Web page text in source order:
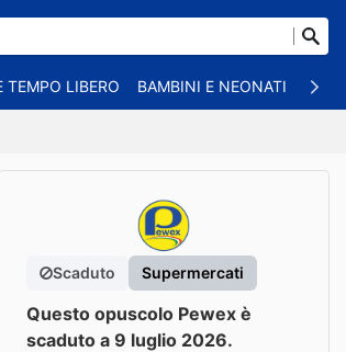
TEMPO LIBERO BAMBINI E NEONATI
Scaduto Supermercati
Questo opuscolo Pewex è
scaduto a 9 luglio 2026.